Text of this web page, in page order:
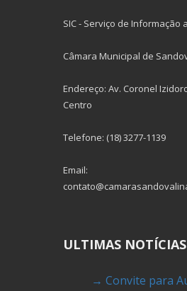
SIC - Serviço de Informação
Câmara Municipal de
Endereço: Av. Coronel
Centro
Telefone: (18) 3277-1139
Email:
ULTIMAS NOTÍCIAS
→ Convite para